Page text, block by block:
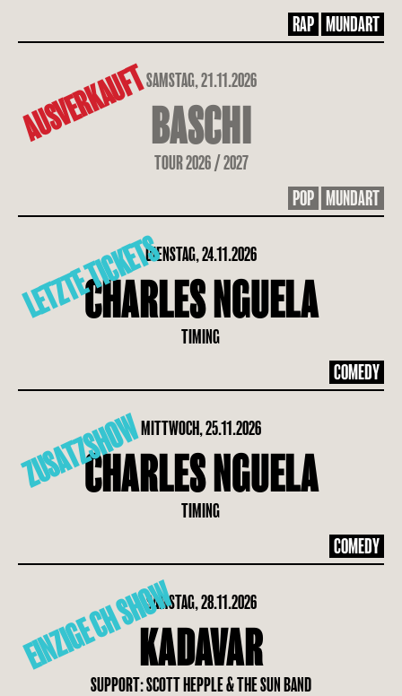
RAP MUNDART
SAMSTAG, 21.11.2026
AUSVERKAUFT BASCHI
TOUR 2026 / 2027
POP MUNDART
DIENSTAG, 24.11.2026
LETZTE TICKETS
CHARLES NGUELA
TIMING
COMEDY
MITTWOCH, 25.11.2026
ZUSATZSHOWCHARLES NGUELA
TIMING
COMEDY
SAMSTAG, 28.11.2026
EINZIGE CH SHOWKADAVAR
SUPPORT: SCOTT HEPPLE & THE SUN BAND